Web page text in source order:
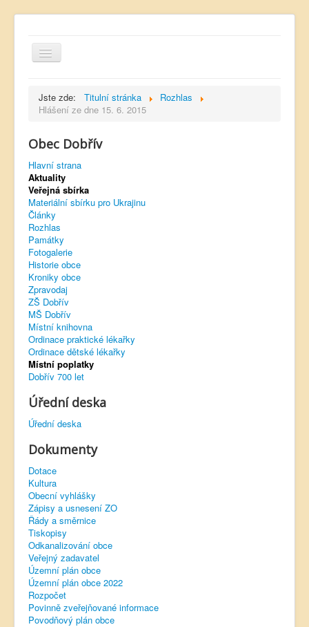
Hlavní strana
Kontakt
Úřední deska
Dobřívský zpravodaj
Rozhlas
Sokol Dobřív
Ubytování
Obec Pavlovsko
Virtuální prohlídka
Jste zde: Titulní stránka
Rozhlas
Hlášení ze dne 15. 6. 2015
Obec Dobřív
Hlavní strana
Aktuality
Veřejná sbírka
Materiální sbírku pro Ukrajinu
Články
Rozhlas
Památky
Fotogalerie
Historie obce
Kroniky obce
Zpravodaj
ZŠ Dobřív
MŠ Dobřív
Místní knihovna
Ordinace praktické lékařky
Ordinace dětské lékařky
Místní poplatky
Dobřív 700 let
Úřední deska
Úřední deska
Dokumenty
Dotace
Kultura
Obecní vyhlášky
Zápisy a usnesení ZO
Řády a směrnice
Tiskopisy
Odkanalizování obce
Veřejný zadavatel
Územní plán obce
Územní plán obce 2022
Rozpočet
Povinně zveřejňované informace
Povodňový plán obce